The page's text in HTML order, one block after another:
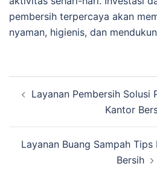
pembersih terpercaya akan
nyaman, higienis, dan
Tulisan
Layanan Pembersih Solusi
Kantor
Layanan Buang Sampah
Bersih